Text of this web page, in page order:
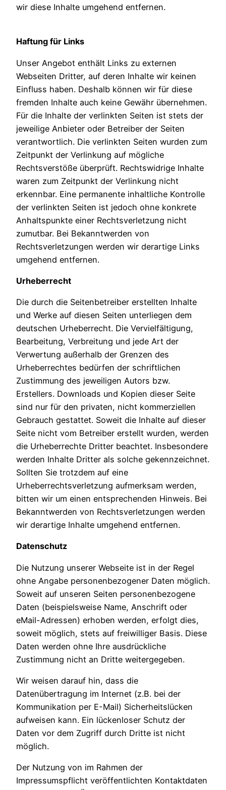
wir diese Inhalte umgehend entfernen.
Haftung für Links
Unser Angebot enthält Links zu externen
Webseiten Dritter, auf deren Inhalte wir keinen
Einfluss haben. Deshalb können wir für diese
fremden Inhalte auch keine Gewähr übernehmen.
Für die Inhalte der verlinkten Seiten ist stets der
jeweilige Anbieter oder Betreiber der Seiten
verantwortlich. Die verlinkten Seiten wurden zum
Zeitpunkt der Verlinkung auf mögliche
Rechtsverstöße überprüft. Rechtswidrige Inhalte
waren zum Zeitpunkt der Verlinkung nicht
erkennbar. Eine permanente inhaltliche Kontrolle
der verlinkten Seiten ist jedoch ohne konkrete
Anhaltspunkte einer Rechtsverletzung nicht
zumutbar. Bei Bekanntwerden von
Rechtsverletzungen werden wir derartige Links
umgehend entfernen.
Urheberrecht
Die durch die Seitenbetreiber erstellten Inhalte
und Werke auf diesen Seiten unterliegen dem
deutschen Urheberrecht. Die Vervielfältigung,
Bearbeitung, Verbreitung und jede Art der
Verwertung außerhalb der Grenzen des
Urheberrechtes bedürfen der schriftlichen
Zustimmung des jeweiligen Autors bzw.
Erstellers. Downloads und Kopien dieser Seite
sind nur für den privaten, nicht kommerziellen
Gebrauch gestattet. Soweit die Inhalte auf dieser
Seite nicht vom Betreiber erstellt wurden, werden
die Urheberrechte Dritter beachtet. Insbesondere
werden Inhalte Dritter als solche gekennzeichnet.
Sollten Sie trotzdem auf eine
Urheberrechtsverletzung aufmerksam werden,
bitten wir um einen entsprechenden Hinweis. Bei
Bekanntwerden von Rechtsverletzungen werden
wir derartige Inhalte umgehend entfernen.
Datenschutz
Die Nutzung unserer Webseite ist in der Regel
ohne Angabe personenbezogener Daten möglich.
Soweit auf unseren Seiten personenbezogene
Daten (beispielsweise Name, Anschrift oder
eMail-Adressen) erhoben werden, erfolgt dies,
soweit möglich, stets auf freiwilliger Basis. Diese
Daten werden ohne Ihre ausdrückliche
Zustimmung nicht an Dritte weitergegeben.
Wir weisen darauf hin, dass die
Datenübertragung im Internet (z.B. bei der
Kommunikation per E-Mail) Sicherheitslücken
aufweisen kann. Ein lückenloser Schutz der
Daten vor dem Zugriff durch Dritte ist nicht
möglich.
Der Nutzung von im Rahmen der
Impressumspflicht veröffentlichten Kontaktdaten